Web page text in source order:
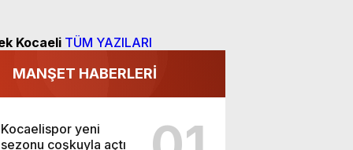
Kocaeli TÜM YAZILARI
MANŞET HABERLERİ
Kocaelispor yeni
sezonu coşkuyla açtı